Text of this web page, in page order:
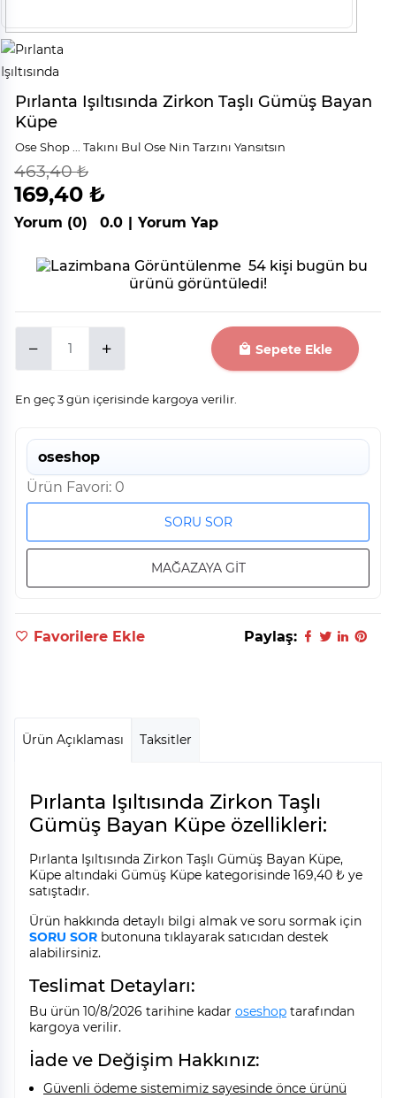
Pırlanta Işıltısında Zirkon Taşlı Gümüş Bayan
Küpe
Ose Shop ... Takını Bul Ose Nin Tarzını Yansıtsın
%63
indirim
463,40 ₺
169,40 ₺
Yorum (0) 0.0 | Yorum Yap
54 kişi bugün bu
ürünü görüntüledi!
Sepete Ekle
En geç 3 gün içerisinde kargoya verilir.
oseshop
Ürün Favori: 0
SORU SOR
MAĞAZAYA GİT
Favorilere Ekle Paylaş:
Ürün Açıklaması Taksitler
Pırlanta Işıltısında Zirkon Taşlı
Gümüş Bayan Küpe özellikleri:
Pırlanta Işıltısında Zirkon Taşlı Gümüş Bayan Küpe,
Küpe altındaki Gümüş Küpe kategorisinde 169,40 ₺ ye
satıştadır.
Ürün hakkında detaylı bilgi almak ve soru sormak için
SORU SOR butonuna tıklayarak satıcıdan destek
alabilirsiniz.
Teslimat Detayları:
Bu ürün 10/8/2026 tarihine kadar oseshop tarafından
kargoya verilir.
İade ve Değişim Hakkınız:
Güvenli ödeme sistemimiz sayesinde önce ürünü